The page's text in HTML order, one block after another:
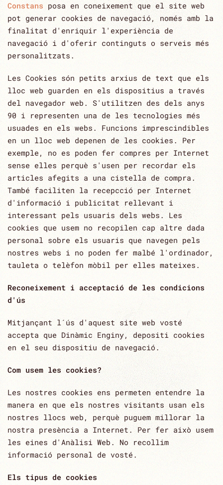
Constans posa en coneixement que el site ‎web
pot generar cookies de navegació, només amb la
finalitat d'enriquir l'experiència de
navegació i ‎d'oferir continguts o serveis més
personalitzats.‎
Les Cookies són petits arxius de text que els
lloc web guarden en els dispositius a través
del navegador web. S'utilitzen des dels anys
90 i representen una de les tecnologies més
usuades en els webs. Funcions imprescindibles
en un lloc web depenen de les cookies. Per
exemple, no es poden fer compres per Internet
sense elles perquè s'usen per recordar els
articles afegits a una cistella de compra.
També faciliten la recepcció per Internet
d'informació i publicitat rellevant i
interessant pels usuaris dels webs. Les
cookies que usem no recopilen cap altre dada
personal sobre els usuaris que navegen pels
nostres webs i no poden fer malbé l'ordinador,
tauleta o telèfon mòbil per elles mateixes.
Reconeixement i acceptació de les condicions
d'ús
Mitjançant l´ús d'aquest site web vosté
accepta que Dinàmic Enginy, depositi cookies
en el seu dispositiu de navegació.
Com usem les cookies?
Les nostres cookies ens permeten entendre la
manera en que els nostres visitants usan els
nostres llocs web, perquè puguem millorar la
nostra presència a Internet. Per fer això usem
les eines d'Anàlisi Web. No recollim
informació personal de vosté.
Els tipus de cookies